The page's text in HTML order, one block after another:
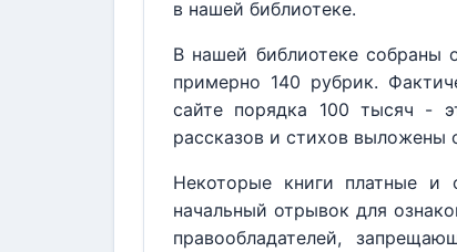
в нашей библиотеке.
В нашей библиотеке собраны
примерно 140 рубрик.
сайте порядка 100 тысяч -
рассказов и стихов
Некоторые книги платные и
начальный отрывок для
правообладателей,